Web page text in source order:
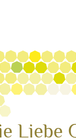
Liebe